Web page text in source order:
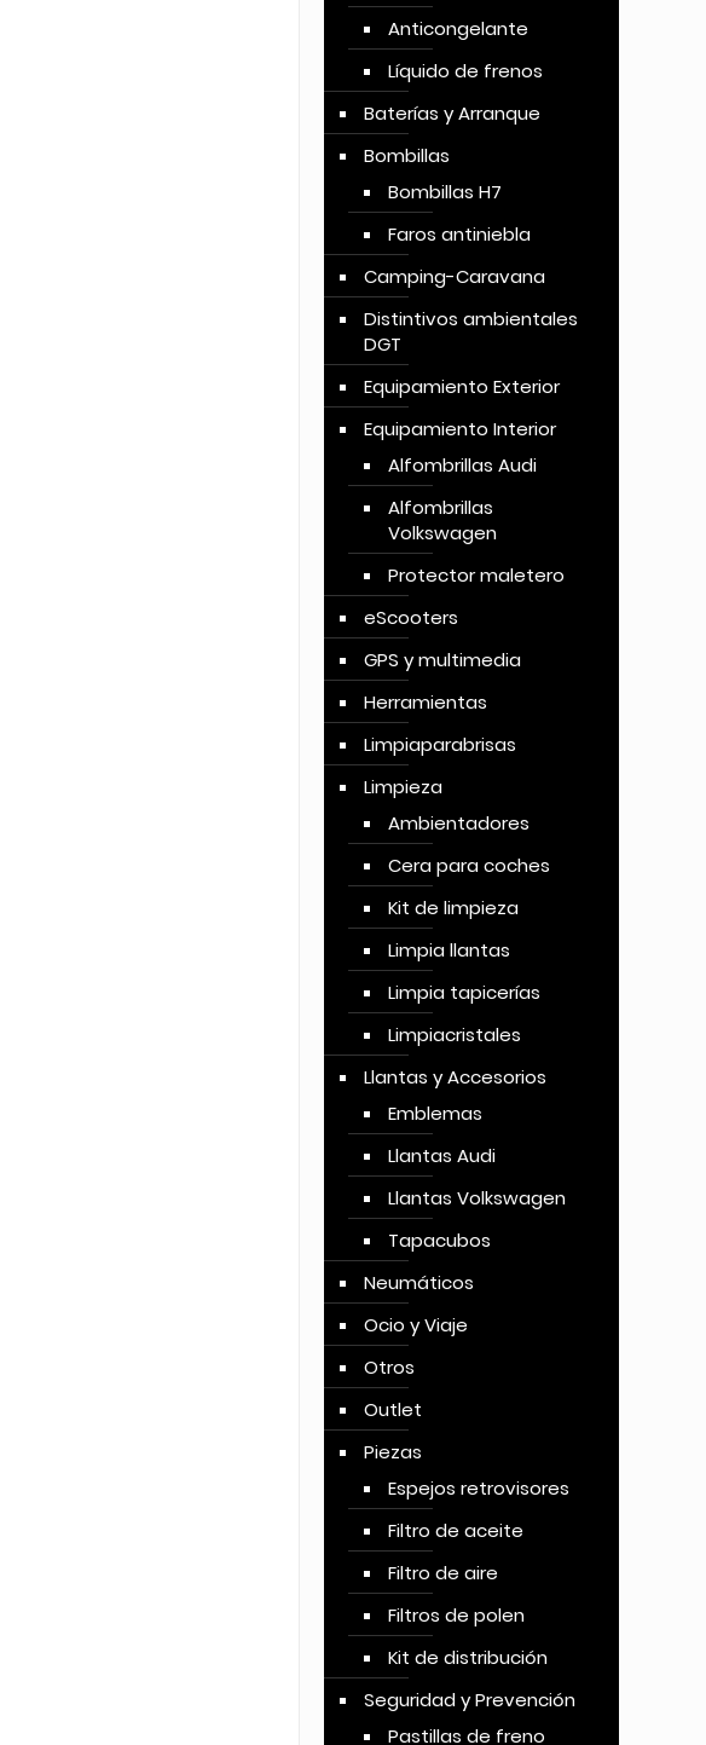
Anticongelante
Líquido de frenos
Baterías y Arranque
Bombillas
Bombillas H7
Faros antiniebla
Camping-Caravana
Distintivos ambientales
DGT
Equipamiento Exterior
Equipamiento Interior
Alfombrillas Audi
Alfombrillas
Volkswagen
Protector maletero
eScooters
GPS y multimedia
Herramientas
Limpiaparabrisas
Limpieza
Ambientadores
Cera para coches
Kit de limpieza
Limpia llantas
Limpia tapicerías
Limpiacristales
Llantas y Accesorios
Emblemas
Llantas Audi
Llantas Volkswagen
Tapacubos
Neumáticos
Ocio y Viaje
Otros
Outlet
Piezas
Espejos retrovisores
Filtro de aceite
Filtro de aire
Filtros de polen
Kit de distribución
Seguridad y Prevención
Pastillas de freno